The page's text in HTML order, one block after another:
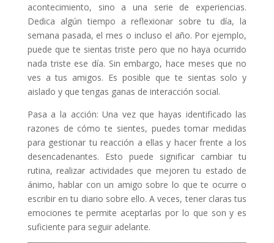
acontecimiento, sino a una serie de experiencias.
Dedica algún tiempo a reflexionar sobre tu día, la
semana pasada, el mes o incluso el año. Por ejemplo,
puede que te sientas triste pero que no haya ocurrido
nada triste ese día. Sin embargo, hace meses que no
ves a tus amigos. Es posible que te sientas solo y
aislado y que tengas ganas de interacción social.
Pasa a la acción: Una vez que hayas identificado las
razones de cómo te sientes, puedes tomar medidas
para gestionar tu reacción a ellas y hacer frente a los
desencadenantes. Esto puede significar cambiar tu
rutina, realizar actividades que mejoren tu estado de
ánimo, hablar con un amigo sobre lo que te ocurre o
escribir en tu diario sobre ello. A veces, tener claras tus
emociones te permite aceptarlas por lo que son y es
suficiente para seguir adelante.